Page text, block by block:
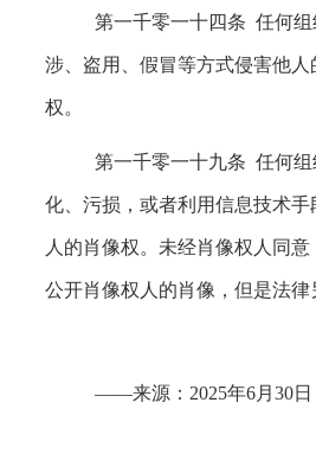
第一千零一十四条 任何
涉、盗用、假冒等方式侵害他
权。
第一千零一十九条 任何组
化、污损，或者利用信息技术
人的肖像权。未经肖像权人同意
公开肖像权人的肖像，但是法律
——来源：2025年6月30日